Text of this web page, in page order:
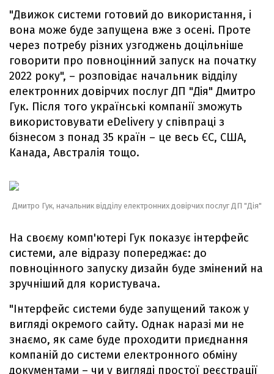
"Движок системи готовий до використання, і
вона може буде запущена вже з осені. Проте
через потребу різних узгоджень доцільніше
говорити про повноцінний запуск на початку
2022 року", – розповідає начальник відділу
електронних довірчих послуг ДП "Дія" Дмитро
Гук. Після того українські компанії зможуть
використовувати eDelivery у співпраці з
бізнесом з понад 35 країн – це весь ЄС, США,
Канада, Австралія тощо.
Дмитро Гук, начальник відділу електронних довірчих послуг ДП "Дія"
На своєму комп'ютері Гук показує інтерфейс
системи, але відразу попереджає: до
повноцінного запуску дизайн буде змінений на
зручніший для користувача.
"Інтерфейс системи буде запущений також у
вигляді окремого сайту. Однак наразі ми не
знаємо, як саме буде проходити приєднання
компаній до системи електронного обміну
документами – чи у вигляді простої реєстрації